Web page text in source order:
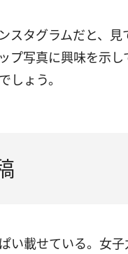
スタグラムだと、
プ写真に興味を示
しょう。
い載せている。女